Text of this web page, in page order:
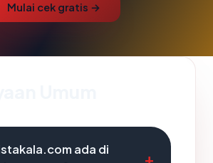
Mulai cek gratis →
ada di